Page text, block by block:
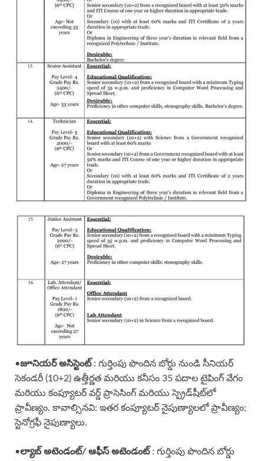
•జూనియర్ అసిస్టెంట్: గుర్తింపు పొందిన బోర్డు నుండి సీనియర్
సెకండరీ (10+2) ఉత్తీర్ణత మరియు కనీసం 35 పదాల టైపింగ్ వేగం
మరియు కంప్యూటర్ వర్డ్ ప్రాసెసింగ్ మరియు స్ప్రెడ్‌షీట్‌లో
ప్రావీణ్యం. కావాల్సినవి: ఇతర కంప్యూటర్ నైపుణ్యాలలో ప్రావీణ్యం;
స్టెనోగ్రఫీ నైపుణ్యాలు.
•ల్యాబ్ అటెండంట్/ ఆఫీస్ అటెండంట్: గుర్తింపు పొందిన బోర్డు